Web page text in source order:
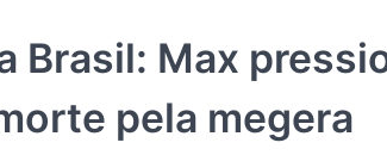
Brasil: Max
pela megera